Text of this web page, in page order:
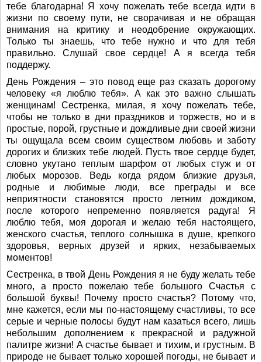
тебе благодарна! Я хочу пожелать тебе всегда идти в
жизни по своему пути, не сворачивая и не обращая
внимания на критику и неодобрение окружающих.
Только ты знаешь, что тебе нужно и что для тебя
правильно. Слушай свое сердце! А я всегда тебя
поддержу.
День Рождения – это повод еще раз сказать дорогому
человеку «я люблю тебя». А как это важно слышать
женщинам! Сестренка, милая, я хочу пожелать тебе,
чтобы не только в дни праздников и торжеств, но и в
простые, порой, грустные и дождливые дни своей жизни
ты ощущала всем своим существом любовь и заботу
дорогих и близких тебе людей. Пусть твое сердце будет,
словно укутано теплым шарфом от любых стуж и от
любых морозов. Ведь когда рядом близкие друзья,
родные и любимые люди, все преграды и все
неприятности становятся просто летним дождиком,
после которого непременно появляется радуга! Я
люблю тебя, моя дорогая и желаю тебя настоящего,
женского счастья, теплого солнышка в душе, крепкого
здоровья, верных друзей и ярких, незабываемых
моментов!
Сестренка, в твой День Рождения я не буду желать тебе
много, а просто пожелаю тебе большого Счастья с
большой буквы! Почему просто счастья? Потому что,
мне кажется, если мы по-настоящему счастливы, то все
серые и черные полосы будут нам казаться всего, лишь
небольшим дополнением к прекрасной и радужной
палитре жизни! А счастье бывает и тихим, и грустным. В
природе не бывает только хорошей погоды, не бывает и